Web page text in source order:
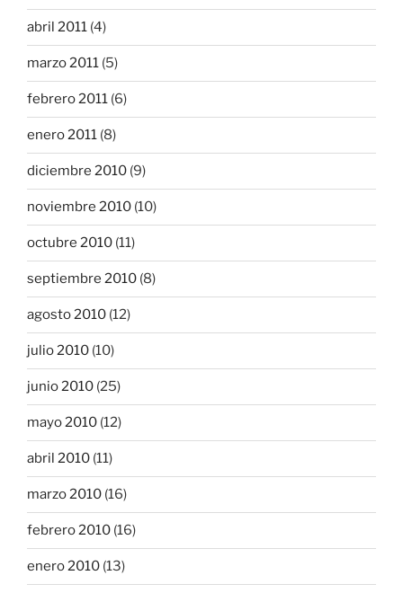
abril 2011 (4)
marzo 2011 (5)
febrero 2011 (6)
enero 2011 (8)
diciembre 2010 (9)
noviembre 2010 (10)
octubre 2010 (11)
septiembre 2010 (8)
agosto 2010 (12)
julio 2010 (10)
junio 2010 (25)
mayo 2010 (12)
abril 2010 (11)
marzo 2010 (16)
febrero 2010 (16)
enero 2010 (13)